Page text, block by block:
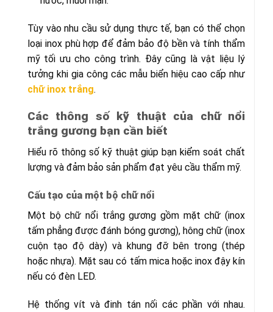
Tùy vào nhu cầu sử dụng thực tế, bạn có thể chọn
loại inox phù hợp để đảm bảo độ bền và tính thẩm
mỹ tối ưu cho công trình. Đây cũng là vật liệu lý
tưởng khi gia công các mẫu biển hiệu cao cấp như
chữ inox trắng.
Các thông số kỹ thuật của chữ nổi
trắng gương bạn cần biết
Hiểu rõ thông số kỹ thuật giúp bạn kiểm soát chất
lượng và đảm bảo sản phẩm đạt yêu cầu thẩm mỹ.
Cấu tạo của một bộ chữ nổi
Một bộ chữ nổi trắng gương gồm mặt chữ (inox
tấm phẳng được đánh bóng gương), hông chữ (inox
cuộn tạo độ dày) và khung đỡ bên trong (thép
hoặc nhựa). Mặt sau có tấm mica hoặc inox đậy kín
nếu có đèn LED.
Hệ thống vít và đinh tán nối các phần với nhau.